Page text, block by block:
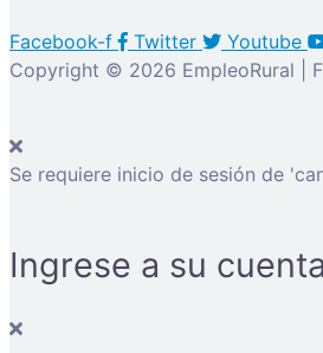
Facebook-f Twitter
Youtube
Copyright © 2026 EmpleoRural |
Se requiere inicio de sesión de
Ingrese a su cuenta